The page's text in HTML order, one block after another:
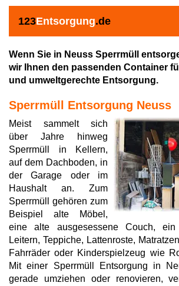
123Entsorgung.de
Wenn Sie in Neuss Sperrmüll
wir Ihnen den passenden Container
und umweltgerechte Entsorgung.
Sperrmüll Entsorgung Neuss
Meist sammelt sich
über Jahre hinweg
Sperrmüll in Kellern,
auf dem Dachboden, in
der Garage oder im
Haushalt an. Zum
Sperrmüll gehören zum
Beispiel alte Möbel,
eine alte ausgesessene Couch, ein
Leitern, Teppiche, Lattenroste,
Fahrräder oder Kinderspielzeug wie
Mit einer Sperrmüll Entsorgung in
gerade umziehen oder renovieren,